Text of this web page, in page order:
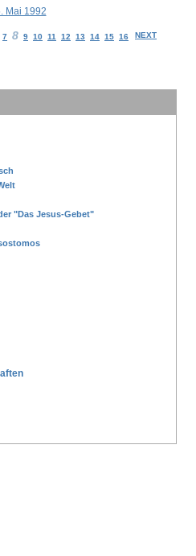
Mai 1992
7 8 9 10 11 12 13 14 15 16 NEXT
"Das Jesus-Gebet"